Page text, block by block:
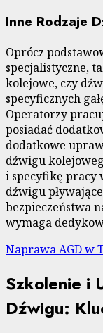
Inne Rodzaje
Oprócz
specjalistyczne,
kolejowe, czy
specyficznych
Operatorzy
posiadać
dodatkowe
dźwigu
i specyfikę pracy
dźwigu
bezpieczeństwa
wymaga
Naprawa AGD w
Szkolenie i
Dźwigu: